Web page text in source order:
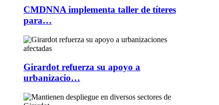
CMDNNA implementa taller de títeres
para…
Girardot refuerza su apoyo a
urbanizacio…